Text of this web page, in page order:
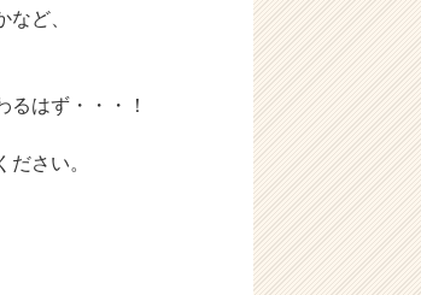
ど、
はず・・・！
さい。